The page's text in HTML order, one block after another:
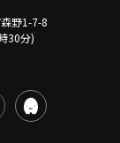
野1-7-8
30分)